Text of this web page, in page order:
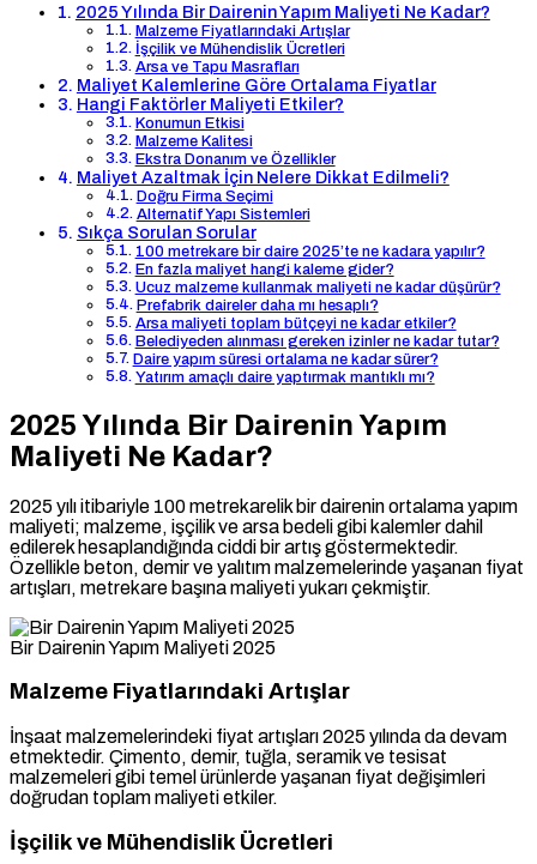
2025 Yılında Bir Dairenin Yapım Maliyeti Ne Kadar?
Malzeme Fiyatlarındaki Artışlar
İşçilik ve Mühendislik Ücretleri
Arsa ve Tapu Masrafları
Maliyet Kalemlerine Göre Ortalama Fiyatlar
Hangi Faktörler Maliyeti Etkiler?
Konumun Etkisi
Malzeme Kalitesi
Ekstra Donanım ve Özellikler
Maliyet Azaltmak İçin Nelere Dikkat Edilmeli?
Doğru Firma Seçimi
Alternatif Yapı Sistemleri
Sıkça Sorulan Sorular
100 metrekare bir daire 2025’te ne kadara yapılır?
En fazla maliyet hangi kaleme gider?
Ucuz malzeme kullanmak maliyeti ne kadar düşürür?
Prefabrik daireler daha mı hesaplı?
Arsa maliyeti toplam bütçeyi ne kadar etkiler?
Belediyeden alınması gereken izinler ne kadar tutar?
Daire yapım süresi ortalama ne kadar sürer?
Yatırım amaçlı daire yaptırmak mantıklı mı?
2025 Yılında Bir Dairenin Yapım
Maliyeti Ne Kadar?
2025 yılı itibariyle 100 metrekarelik bir dairenin ortalama yapım
maliyeti; malzeme, işçilik ve arsa bedeli gibi kalemler dahil
edilerek hesaplandığında ciddi bir artış göstermektedir.
Özellikle beton, demir ve yalıtım malzemelerinde yaşanan fiyat
artışları, metrekare başına maliyeti yukarı çekmiştir.
Bir Dairenin Yapım Maliyeti 2025
Malzeme Fiyatlarındaki Artışlar
İnşaat malzemelerindeki fiyat artışları 2025 yılında da devam
etmektedir. Çimento, demir, tuğla, seramik ve tesisat
malzemeleri gibi temel ürünlerde yaşanan fiyat değişimleri
doğrudan toplam maliyeti etkiler.
İşçilik ve Mühendislik Ücretleri